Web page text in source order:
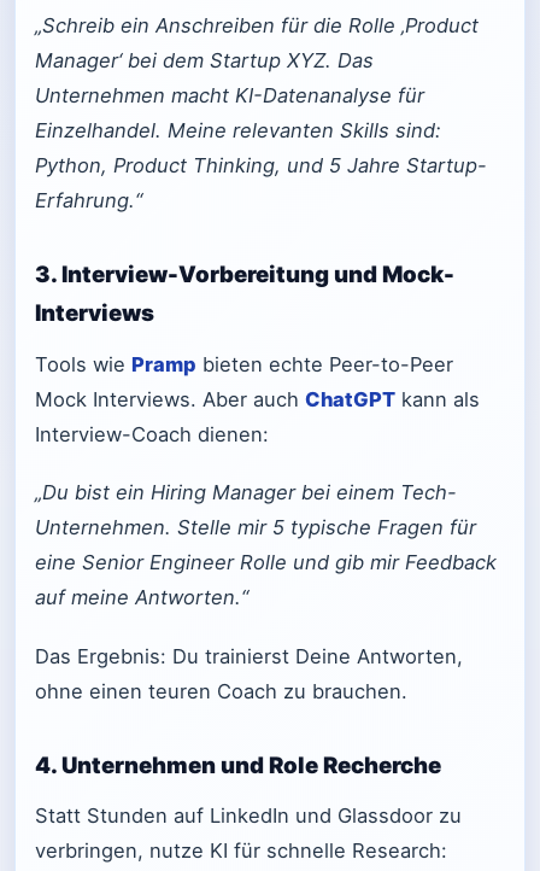
„Schreib ein Anschreiben für die Rolle ‚Product
Manager‘ bei dem Startup XYZ. Das
Unternehmen macht KI-Datenanalyse für
Einzelhandel. Meine relevanten Skills sind:
Python, Product Thinking, und 5 Jahre Startup-
Erfahrung.“
3. Interview-Vorbereitung und Mock-
Interviews
Tools wie Pramp bieten echte Peer-to-Peer
Mock Interviews. Aber auch ChatGPT kann als
Interview-Coach dienen:
„Du bist ein Hiring Manager bei einem Tech-
Unternehmen. Stelle mir 5 typische Fragen für
eine Senior Engineer Rolle und gib mir Feedback
auf meine Antworten.“
Das Ergebnis: Du trainierst Deine Antworten,
ohne einen teuren Coach zu brauchen.
4. Unternehmen und Role Recherche
Statt Stunden auf LinkedIn und Glassdoor zu
verbringen, nutze KI für schnelle Research: